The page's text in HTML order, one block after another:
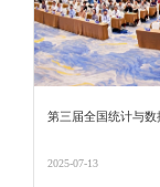
第三届全国统计与
2025-07-13